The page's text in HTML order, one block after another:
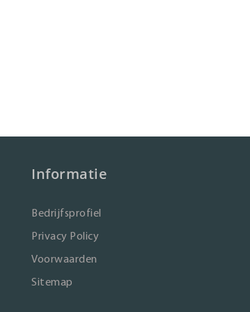
Informatie
Bedrijfsprofiel
Privacy Policy
Voorwaarden
Sitemap